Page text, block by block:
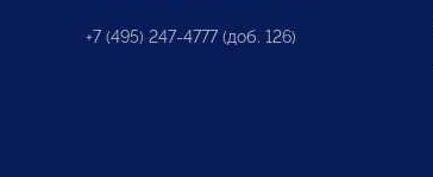
+7 (495) 247-4777 (доб. 126)